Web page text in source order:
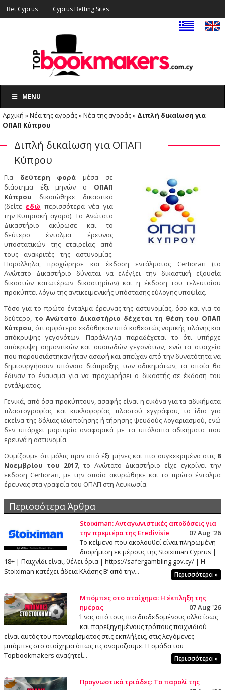
Bet Cyprus Cyprus Betting Sites
MENU
Αρχική »Νέα της αγοράς»Νέα της αγοράς» Διπλή δικαίωση για
ΟΠΑΠ Κύπρου
Διπλή δικαίωση για ΟΠΑΠ
Κύπρου
Για δεύτερη φορά μέσα σε
διάστημα έξι μηνών ο ΟΠΑΠ
Κύπρου δικαιώθηκε δικαστικά
(δείτεεδώ περισσότερα νέα για
την Κυπριακή αγορά). Το Ανώτατο
Δικαστήριο ακύρωσε και το
δεύτερο ένταλμα έρευνας
υποστατικών της εταιρείας από
τους ανακριτές της αστυνομίας.
Παράλληλα, προχώρησε και έκδοση εντάλματος Certiorari (το
Ανώτατο Δικαστήριο δύναται να ελέγξει την δικαστική εξουσία
δικαστών κατωτέρων δικαστηρίων) και η έκδοση του τελευταίου
προκύπτει λόγω της αντικειμενικής υπόστασης εύλογης υποψίας.
Τόσο για το πρώτο ένταλμα έρευνας της αστυνομίας, όσο και για το
δεύτερο, το Ανώτατο Δικαστήριο δέχεται τη θέση του ΟΠΑΠ
Κύπρου, ότι αμφότερα εκδόθηκαν υπό καθεστώς νομικής πλάνης και
απόκρυψης γεγονότων. Παράλληλα παραδέχεται το ότι υπήρχε
απόκρυψη σημαντικών και ουσιωδών γεγονότων, ενώ τα στοιχεία
που παρουσιάστηκαν ήταν ασαφή και απείχαν από την δυνατότητα να
δημιουργήσουν υπόνοια διάπραξης των αδικημάτων, τα οποία θα
έδιναν το έναυσμα για να προχωρήσει ο δικαστής σε έκδοση του
εντάλματος.
Γενικά, από όσα προκύπτουν, ασαφής είναι η εικόνα για τα αδικήματα
πλαστογραφίας και κυκλοφορίας πλαστού εγγράφου, το ίδιο για
εκείνα της δόλιας ιδιοποίησης ή τήρησης ψευδούς λογαριασμού, ενώ
δεν υπάρχει μαρτυρία αναφορικά με τα υπόλοιπα αδικήματα που
ερευνά η αστυνομία.
Θυμίζουμε ότι μόλις πριν από έξι μήνες και πιο συγκεκριμένα στις 8
Νοεμβρίου του 2017, το Ανώτατο Δικαστήριο είχε εγκρίνει την
εκδοση Certiorari, με την οποία ακυρώθηκε και το πρώτο ένταλμα
έρευνας στα γραφεία του ΟΠΑΠ στη Λευκωσία.
Περισσότερα Άρθρα
Stoiximan: Ανταγωνιστικές αποδόσεις για
την πρεμιέρα της Eredivisie
07 Aug '26
Το κείμενο που ακολουθεί είναι πληρωμένη
διαφήμιση εκ μέρους της Stoiximan Cyprus |
18+ | Παιχνίδι είναι, θέλει όρια | https://safergambling.gov.cy/ | Η
Stoiximan κατέχει άδεια Κλάσης Β’ από την...
Περισσότερα »
Μπόμπες στο στοίχημα: Η έκπληξη της
ημέρας
07 Aug '26
Ένας από τους πιο διαδεδομένους αλλά ίσως
και παρεξηγημένους τρόπους παιχνιδιού
είναι αυτός του πονταρίσματος στις εκπλήξεις, στις λεγόμενες
μπόμπες στο στοίχημα όπως τις ονομάζουμε. Η ομάδα του
Topbookmakers αναζητεί...
Περισσότερα »
Προγνωστικά τριάδες: Το παρολί της